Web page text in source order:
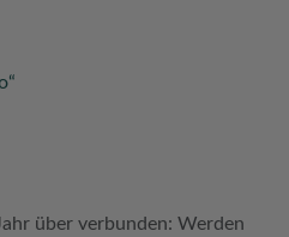
über verbunden: Werden